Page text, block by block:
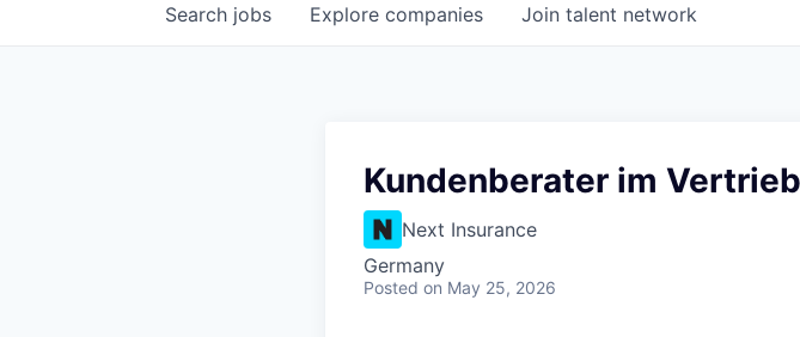
Search jobs Explore companies Join talent network
Kundenberater im Vertrieb
Next Insurance
Germany
Posted on May 25, 2026